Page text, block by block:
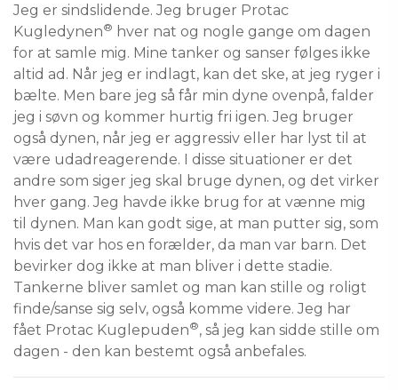
Jeg er sindslidende. Jeg bruger Protac
Kugledynen® hver nat og nogle gange om dagen
for at samle mig. Mine tanker og sanser følges ikke
altid ad. Når jeg er indlagt, kan det ske, at jeg ryger i
bælte. Men bare jeg så får min dyne ovenpå, falder
jeg i søvn og kommer hurtig fri igen. Jeg bruger
også dynen, når jeg er aggressiv eller har lyst til at
være udadreagerende. I disse situationer er det
andre som siger jeg skal bruge dynen, og det virker
hver gang. Jeg havde ikke brug for at vænne mig
til dynen. Man kan godt sige, at man putter sig, som
hvis det var hos en forælder, da man var barn. Det
bevirker dog ikke at man bliver i dette stadie.
Tankerne bliver samlet og man kan stille og roligt
finde/sanse sig selv, også komme videre. Jeg har
fået Protac Kuglepuden®, så jeg kan sidde stille om
dagen - den kan bestemt også anbefales.